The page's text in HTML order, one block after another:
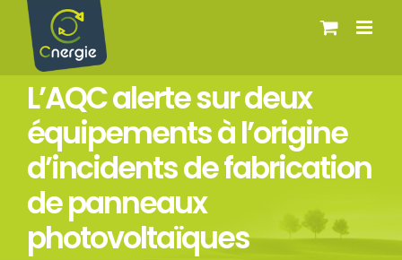
Passer
contenu
L’AQC alerte sur deux
équipements à l’origine
d’incidents de fabrication
de panneaux
photovoltaïques